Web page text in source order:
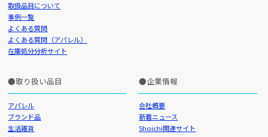
取扱品目について
事例一覧
よくある質問
よくある質問（アパレル）
在庫処分分析サイト
取り扱い品目
アパレル
ブランド品
生活雑貨
企業情報
会社概要
新着ニュース
Shoichi関連サイト